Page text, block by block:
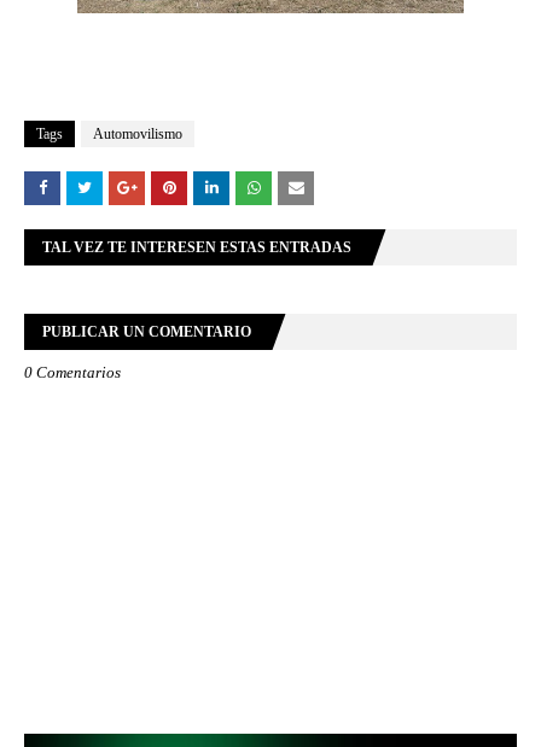
Tags Automovilismo
TAL VEZ TE INTERESEN ESTAS ENTRADAS
PUBLICAR UN COMENTARIO
0 Comentarios